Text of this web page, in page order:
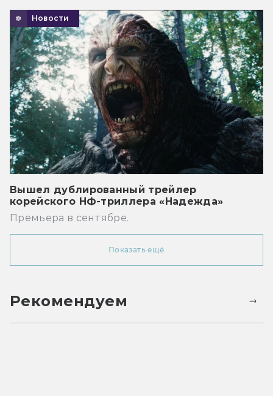
Новости
Вышел дублированный трейлер
корейского НФ-триллера «Надежда»
Премьера в сентябре.
Показать ещё
Рекомендуем